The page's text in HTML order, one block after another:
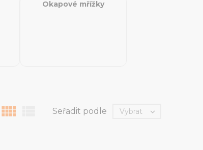
Okapové mřížky
 Seřadit podle Vybrat 